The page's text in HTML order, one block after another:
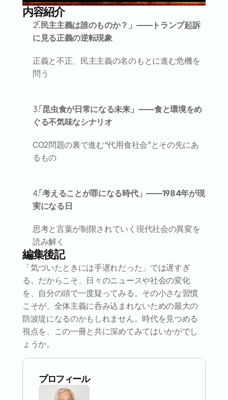
内容紹介
「民主主義は誰のものか？」——トランプ起訴
に見る正義の逆転現象
正義と不正、民主主義の名のもとに進む危機を
問う
「昆虫食が日常になる未来」——食と環境をめ
ぐる不気味なシナリオ
CO2問題の裏で進む“代用食社会”とその先にあ
るもの
「考えることが罪になる時代」——1984年が現
実になる日
思考と言葉が制限されていく現代社会の異変を
読み解く
編集後記
「気づいたときには手遅れだった」では遅すぎ
る。だからこそ、日々のニュースや社会の変化
を、自分の頭で一度疑ってみる。その小さな習慣
こそが、全体主義に呑み込まれないための最大の
防波堤になるのかもしれません。時代を見つめる
視点を、この一冊と共に深めてみてはいかがでし
ょうか。
プロフィール